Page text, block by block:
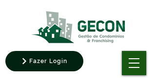
Fazer Login